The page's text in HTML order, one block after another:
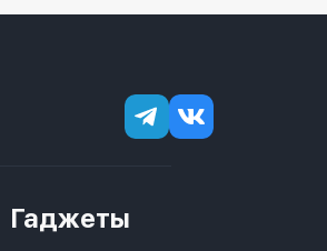
Гаджеты